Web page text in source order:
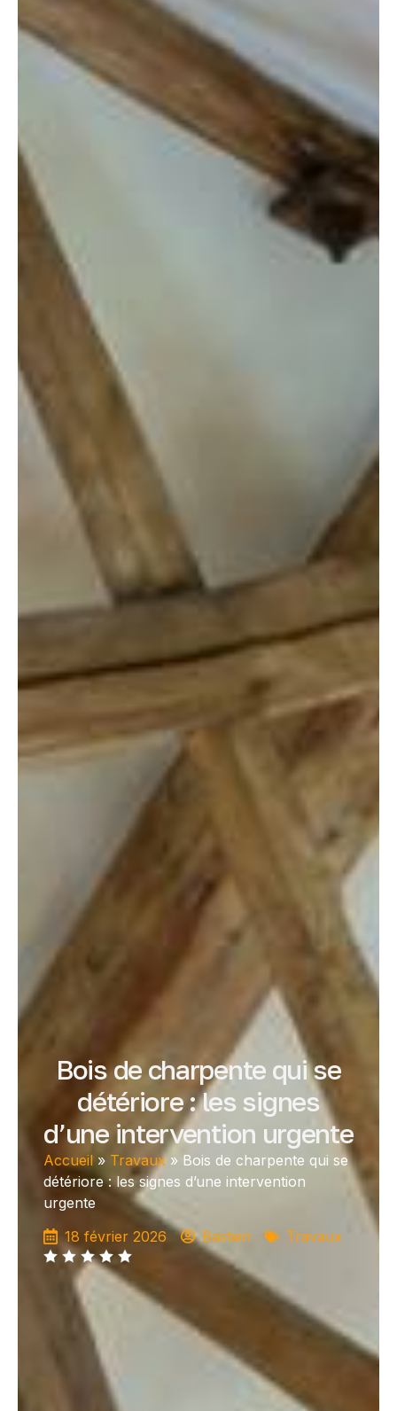
Bois de charpente qui se
détériore : les signes
d’une intervention urgente
Accueil » Travaux» Bois de charpente qui se
détériore : les signes d’une intervention
urgente
18 février 2026
Bastien Travaux